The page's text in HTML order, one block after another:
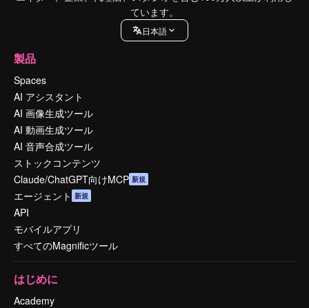
ています。
日本語
製品
Spaces
AI アシスタント
AI 画像生成ツール
AI 動画生成ツール
AI 音声合成ツール
ストックコンテンツ
Claude/ChatGPT向けMCP 新規
エージェント 新規
API
モバイルアプリ
すべてのMagnificツール
はじめに
Academy